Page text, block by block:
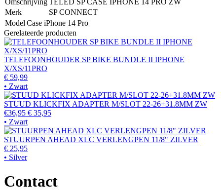
Merk
SP CONNECT
Model Case iPhone 14 Pro
Gerelateerde producten
TELEFOONHOUDER SP BIKE BUNDLE II IPHONE
X/XS/11PRO
€ 59,99
• Zwart
STUUD KLICKFIX ADAPTER M/SLOT 22-26+31.8MM ZW
€36,95 € 35,95
• Zwart
STUURPEN AHEAD XLC VERLENGPEN 11/8" ZILVER
€ 25,95
• Silver
Contact